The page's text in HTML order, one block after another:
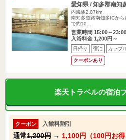
愛知県 / 知多郡南知
内海駅2.87km
南知多道路南知多ICか
で約10…
営業時間 15:00～23:00
入浴料金 1,200円～
日帰り 宿泊 カップ
クーポンあり
楽天トラベルの宿泊
クーポン 入館料割引
通常1,200円 → 1,100円（100円お得